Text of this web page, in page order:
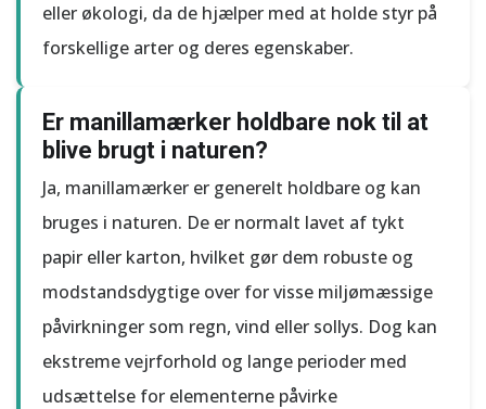
eller økologi, da de hjælper med at holde styr på
forskellige arter og deres egenskaber.
Er manillamærker holdbare nok til at
blive brugt i naturen?
Ja, manillamærker er generelt holdbare og kan
bruges i naturen. De er normalt lavet af tykt
papir eller karton, hvilket gør dem robuste og
modstandsdygtige over for visse miljømæssige
påvirkninger som regn, vind eller sollys. Dog kan
ekstreme vejrforhold og lange perioder med
udsættelse for elementerne påvirke